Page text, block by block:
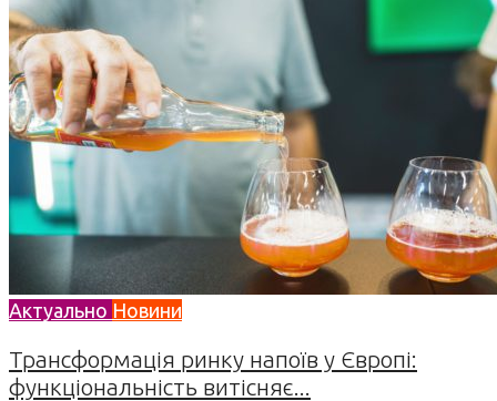
Актуально Новини
Трансформація ринку напоїв у Європі:
функціональність витісняє...